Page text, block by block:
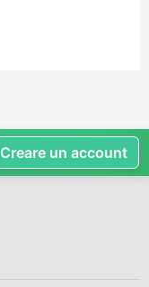
Creare un account